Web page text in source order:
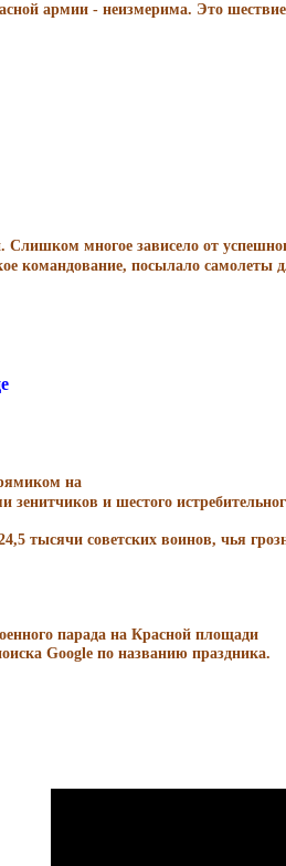
армии - неизмерима. Это
многое зависело от
командование, посылало
на
и шестого
тысячи советских воинов, чья
Google по названию праздника.